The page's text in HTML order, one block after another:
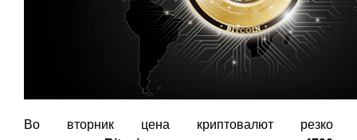
Во вторник цена криптовалют резко